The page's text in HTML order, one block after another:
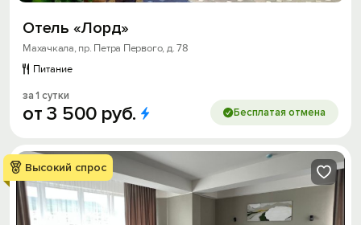
Отель «Лорд»
Махачкала, пр. Петра Первого, д. 78
Питание
за 1 сутки
от3 500 руб. Бесплатая отмена
Высокий спрос